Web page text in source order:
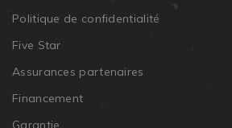
Politique de confidentialité
Five Star
Assurances partenaires
Financement
Garantie